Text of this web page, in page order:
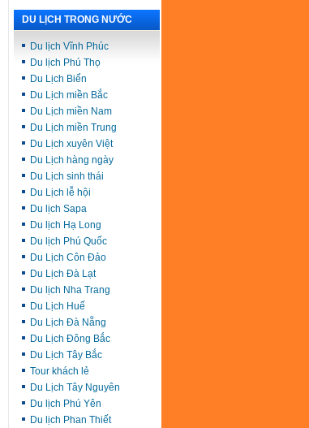
DU LỊCH TRONG NƯỚC
Du lịch Vĩnh Phúc
Du lịch Phú Thọ
Du Lịch Biển
Du Lịch miền Bắc
Du Lịch miền Nam
Du Lịch miền Trung
Du Lịch xuyên Việt
Du Lịch hàng ngày
Du Lịch sinh thái
Du Lịch lễ hội
Du lịch Sapa
Du lịch Hạ Long
Du lịch Phú Quốc
Du Lịch Côn Đảo
Du Lịch Đà Lạt
Du lịch Nha Trang
Du Lịch Huế
Du Lịch Đà Nẵng
Du Lịch Đông Bắc
Du Lịch Tây Bắc
Tour khách lẻ
Du Lịch Tây Nguyên
Du lịch Phú Yên
Du lịch Phan Thiết